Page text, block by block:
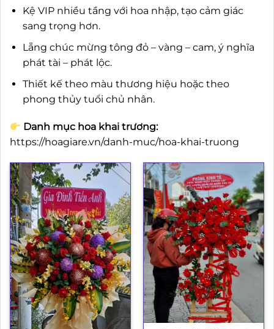
Kệ VIP nhiều tầng với hoa nhập, tạo cảm giác
sang trọng hơn.
Lẵng chúc mừng tông đỏ – vàng – cam, ý nghĩa
phát tài – phát lộc.
Thiết kế theo màu thương hiệu hoặc theo
phong thủy tuổi chủ nhân.
Danh mục hoa khai trương:
https://hoagiare.vn/danh-muc/hoa-khai-truong